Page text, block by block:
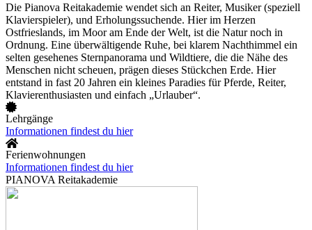
Die Pianova Reitakademie wendet sich an Reiter, Musiker (speziell
Klavierspieler), und Erholungssuchende. Hier im Herzen
Ostfrieslands, im Moor am Ende der Welt, ist die Natur noch in
Ordnung. Eine überwältigende Ruhe, bei klarem Nachthimmel ein
selten gesehenes Sternpanorama und Wildtiere, die die Nähe des
Menschen nicht scheuen, prägen dieses Stückchen Erde. Hier
entstand in fast 20 Jahren ein kleines Paradies für Pferde, Reiter,
Klavierenthusiasten und einfach „Urlauber“.
Lehrgänge
Informationen findest du hier
Ferienwohnungen
Informationen findest du hier
PIANOVA Reitakademie